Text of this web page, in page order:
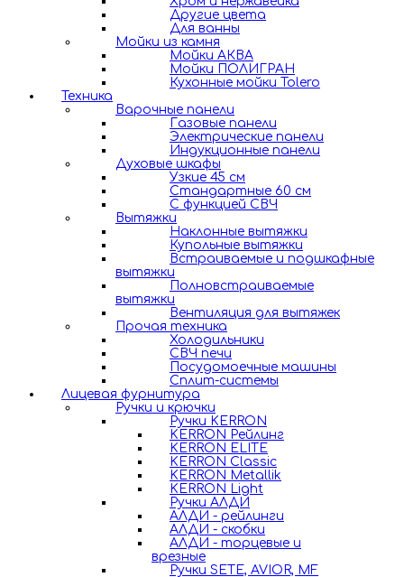
Другие цвета
Для ванны
Мойки из камня
Мойки АКВА
Мойки ПОЛИГРАН
Кухонные мойки Tolero
Техника
Варочные панели
Газовые панели
Электрические панели
Индукционные панели
Духовые шкафы
Узкие 45 см
Стандартные 60 см
С функцией СВЧ
Вытяжки
Наклонные вытяжки
Купольные вытяжки
Встраиваемые и подшкафные
вытяжки
Полновстраиваемые
вытяжки
Вентиляция для вытяжек
Прочая техника
Холодильники
СВЧ печи
Посудомоечные машины
Сплит-системы
Лицевая фурнитура
Ручки и крючки
Ручки KERRON
KERRON Рейлинг
KERRON ELITE
KERRON Classic
KERRON Metallik
KERRON Light
Ручки АЛДИ
АЛДИ - рейлинги
АЛДИ - скобки
АЛДИ - торцевые и
врезные
Ручки SETE, AVIOR, MF